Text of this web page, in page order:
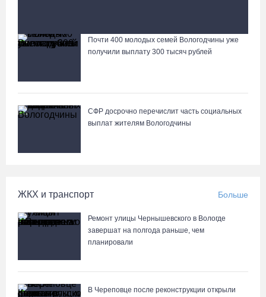
Лазерную проекцию на пешеходных переходах сделают в
Почти 400 молодых семей Вологодчины уже
получили выплату 300 тысяч рублей
СФР досрочно перечислит часть социальных
выплат жителям Вологодчины
ЖКХ и транспорт Больше
Ремонт улицы Чернышевского в Вологде
завершат на полгода раньше, чем
планировали
В Череповце после реконструкции открыли